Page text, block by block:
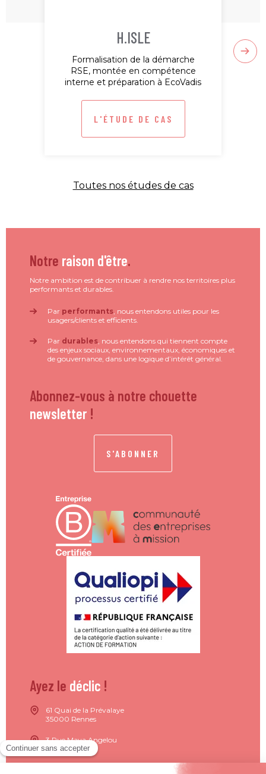
H.ISLE
Formalisation de la démarche
RSE, montée en compétence
interne et préparation à EcoVadis
L'ÉTUDE DE CAS
Toutes nos études de cas
Notre raison d'être.
Notre ambition est de contribuer à rendre nos territoires plus
performants et durables.
Par performants, nous entendons utiles pour les
usagers/clients et efficients.
Par durables, nous entendons qui tiennent compte
des enjeux sociaux, environnementaux, économiques et
de gouvernance, dans une logique d’intérêt général.
Abonnez-vous à notre chouette
newsletter !
S'ABONNER
Ayez le déclic !
61 Quai de la Prévalaye
35000 Rennes
3 Rue Maya Angelou
44200 Nantes